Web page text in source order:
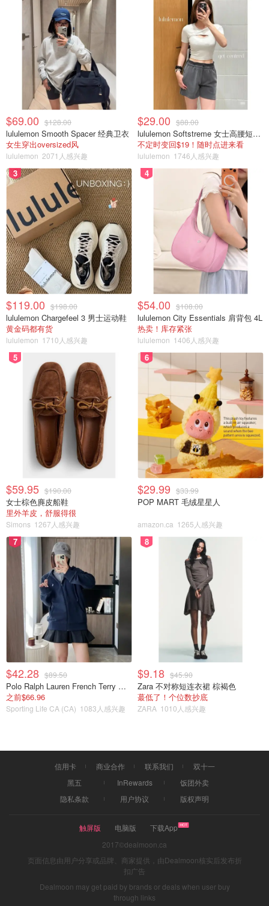
后再结账
5. 照片：你在迪士尼里面拍的照片都会自动链接你的band
到你账号里面
众所周知迪士尼有Extra Magic Hour
: 闭园时间之后，其他
顾客都得走，但是你就还可以留下，并且当人特别少的时候
项目排队的时间也会相对减少，但是并不是每个园每天都有
Extra Hour, 可以在官网或者手机App上查到哦，我们去的那
几天就是周二Magic Kingdom 23-1 a.m, 周六Epcot 7-8
a.m，但是因为当时玩的太累并且早上也起不来所以也没有
利用好这些时间
酒店到园区的免费往返班车（20min一班这样）：开园前
45min到闭园后2hr都有
免除托运行李等等：在你离开的前一天，酒店会把你的
Boarding Pass送到你房间，行李在你Check out的时候就可
以和你说拜拜👋，到了机场你就是直接进安检就好了！
如果不需要住豪华的酒店，其实
all-star系列的酒店真的很
好，平均大概150刀一个晚上，并且酒店内部设施真的很
全，应有尽有，然后房间也是根据不同主题设计的。 我这
次住的是All-star Sports
坐班车的距离机场45分钟还是很方
便的，有两个泳池，网球场，餐厅，洗衣房之类的，还有不
用运动风格的酒店房间
//3⃣️迪士尼园区的故事//
我就按照我玩的顺序来讲讲每个园，因为图片网上都有，大
家可以自己去搜，就不浪费大家的流量啦1. Disney
Hollywood 园区一般是九点开门，我们当时以为是八点开
门，在Uber的路上才发现还没开园，
可能是因为旺季的关系，其实工作人员会提前放我们进去，
于是八点半左右我们就进去了
$69.00 $128.00
lululemon Smooth Spacer 经典卫衣
女生穿出oversized风
lululemon 2071人感兴趣
$29.00 $88.00
lululemon Softstreme 女士高腰短裤 10cm
不定时变回$19！随时点进来看
lululemon 1746人感兴趣
3
$119.00 $198.00
lululemon Chargefeel 3 男士运动鞋
黄金码都有货
lululemon 1710人感兴趣
4
$54.00 $108.00
lululemon City Essentials 肩背包 4L
热卖！库存紧张
lululemon 1406人感兴趣
5
$59.95 $190.00
女士棕色麂皮船鞋
里外羊皮，舒服得很
Simons 1267人感兴趣
6
$29.99 $33.99
POP MART 毛绒星星人
amazon.ca 1265人感兴趣
7
$42.28 $89.50
Polo Ralph Lauren French Terry 女童连帽卫衣 7-16码
之前$66.96
Sporting Life CA (CA) 1083人感兴趣
8
$9.18 $45.90
Zara 不对称短连衣裙 棕褐色
蕞低了！个位数抄底
ZARA 1010人感兴趣
信用卡 商业合作 联系我们
双十一
黑五
InRewards
饭团外卖
隐私条款
用户协议 版权声明
触屏版 电脑版
下载App
2017©dealmoon.ca
页面信息由用户分享或品牌、商家提供，由Dealmoon核实后发布折
扣广告
Dealmoon may get paid by brands or deals when user buy
through links